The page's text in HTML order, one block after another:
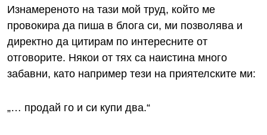
Изнамереното на тази мой труд, който ме
провокира да пиша в блога си, ми позволява и
директно да цитирам по интересните от
отговорите. Някои от тях са наистина много
забавни, като например тези на приятелските ми:
„… продай го и си купи два.“